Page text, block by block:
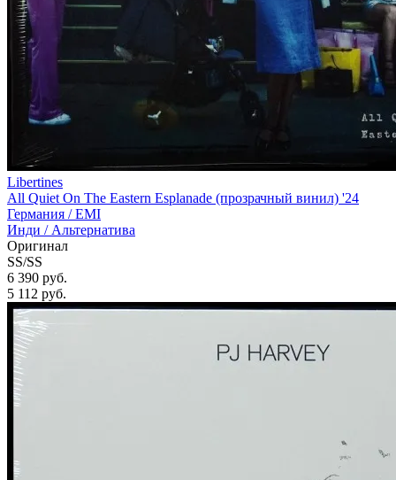
Libertines
All Quiet On The Eastern Esplanade (прозрачный винил) '24
Германия /EMI
Инди / Альтернатива
Оригинал
SS/SS
6 390 руб.
5 112 руб.